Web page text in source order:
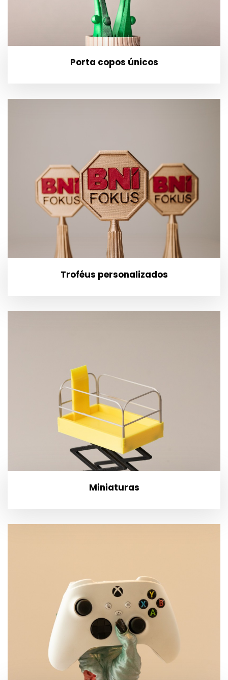
Porta copos únicos
Troféus personalizados
Miniaturas